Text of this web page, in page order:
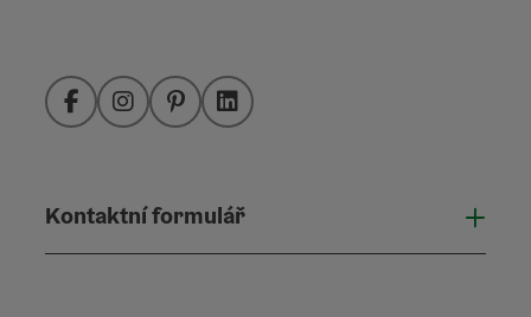
FacebookInstagramPinterestLinkedIn
Kontaktní formulář